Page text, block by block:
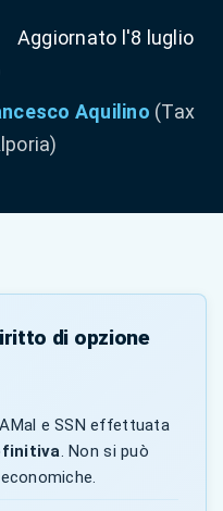
Aggiornato l'8 luglio
Aquilino (Tax
di opzione
e SSN effettuata
. Non si può